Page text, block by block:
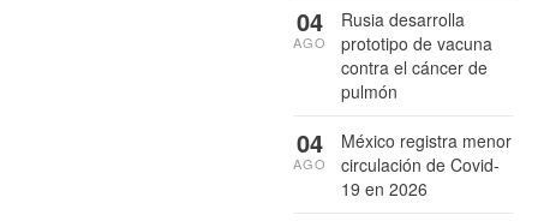
Rusia desarrolla
prototipo de vacuna
contra el cáncer de
pulmón
04
AGO
México registra menor
circulación de Covid-
19 en 2026
04
AGO